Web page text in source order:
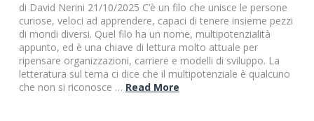
di David Nerini 21/10/2025 C’è un filo che unisce le persone
curiose, veloci ad apprendere, capaci di tenere insieme pezzi
di mondi diversi. Quel filo ha un nome, multipotenzialità
appunto, ed è una chiave di lettura molto attuale per
ripensare organizzazioni, carriere e modelli di sviluppo. La
letteratura sul tema ci dice che il multipotenziale è qualcuno
che non si riconosce … Read More